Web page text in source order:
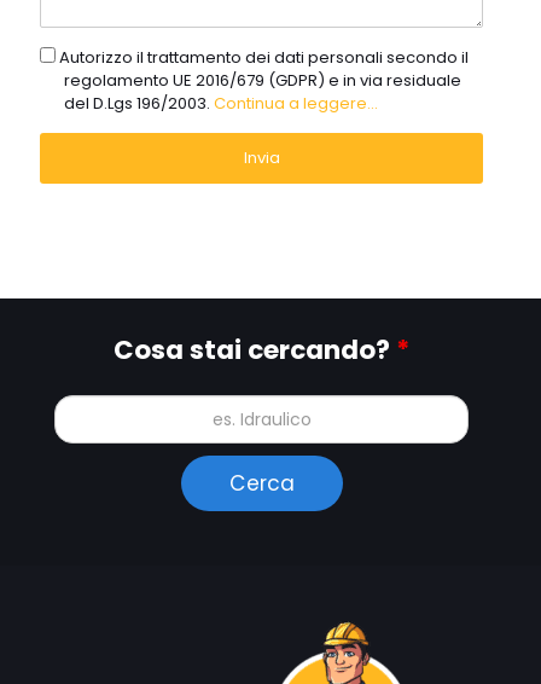
gdprAutorizzo il trattamento dei dati personali secondo il
regolamento UE 2016/679 (GDPR) e in via residuale
del D.Lgs 196/2003. Continua a leggere...
Cosa stai cercando? *